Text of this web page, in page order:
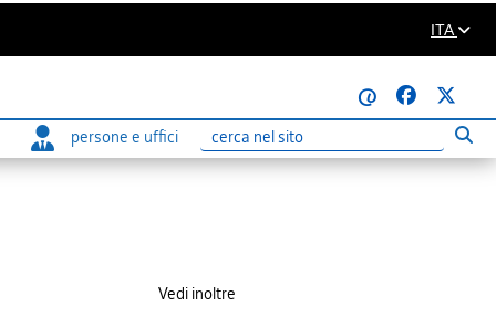
ITA
@
persone e uffici
Ricerca
Vedi inoltre